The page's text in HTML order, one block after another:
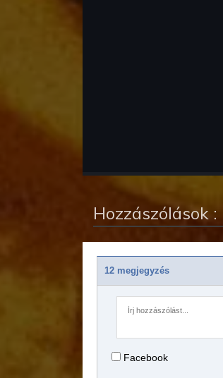
Hozzászólások :
12 megjegyzés
Facebook